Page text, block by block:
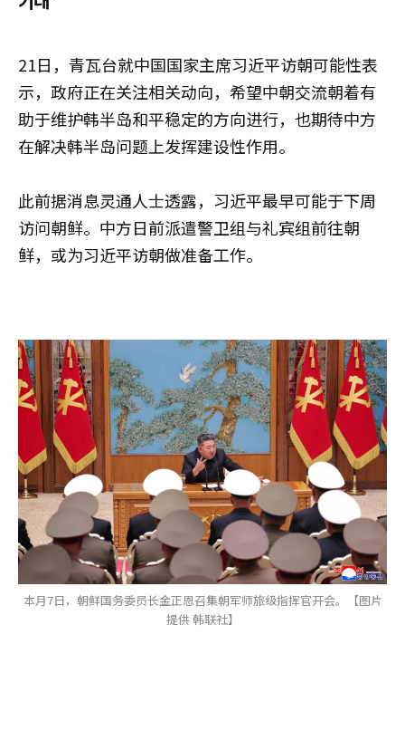
21日，青瓦台就中国国家主席习近平访朝可能性表
示，政府正在关注相关动向，希望中朝交流朝着有
助于维护韩半岛和平稳定的方向进行，也期待中方
在解决韩半岛问题上发挥建设性作用。
此前据消息灵通人士透露，习近平最早可能于下周
访问朝鲜。中方日前派遣警卫组与礼宾组前往朝
鲜，或为习近平访朝做准备工作。
本月7日，朝鲜国务委员长金正恩召集朝军师旅级指挥官开会。【图片
提供 韩联社】